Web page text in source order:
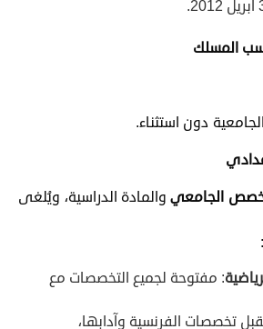
المسلك
دون استثناء.
الجامعيوالمادة الدراسية، ويُلغى
: مفتوحة لجميع التخصصات مع
تخصصات الفرنسية وآدابها،